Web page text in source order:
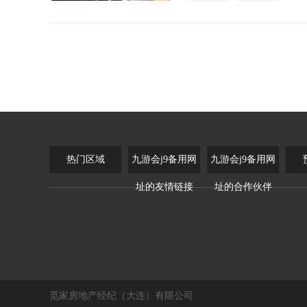
热门区域 九游会j9备用网
址的友情链接
九游会j9备用网
址的合作伙伴
觅家房地产经纪（大连）有限公司